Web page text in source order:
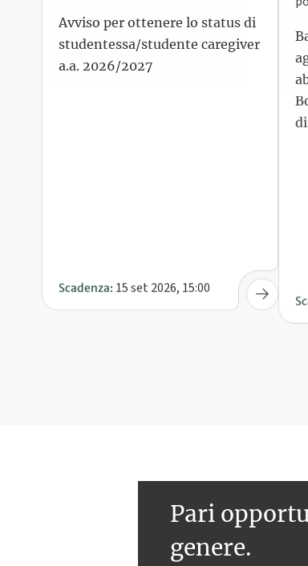
Avviso per ottenere lo status di
studentessa/studente caregiver
a.a. 2026/2027
Scadenza: 15 set 2026, 15:00
Pari
genere.